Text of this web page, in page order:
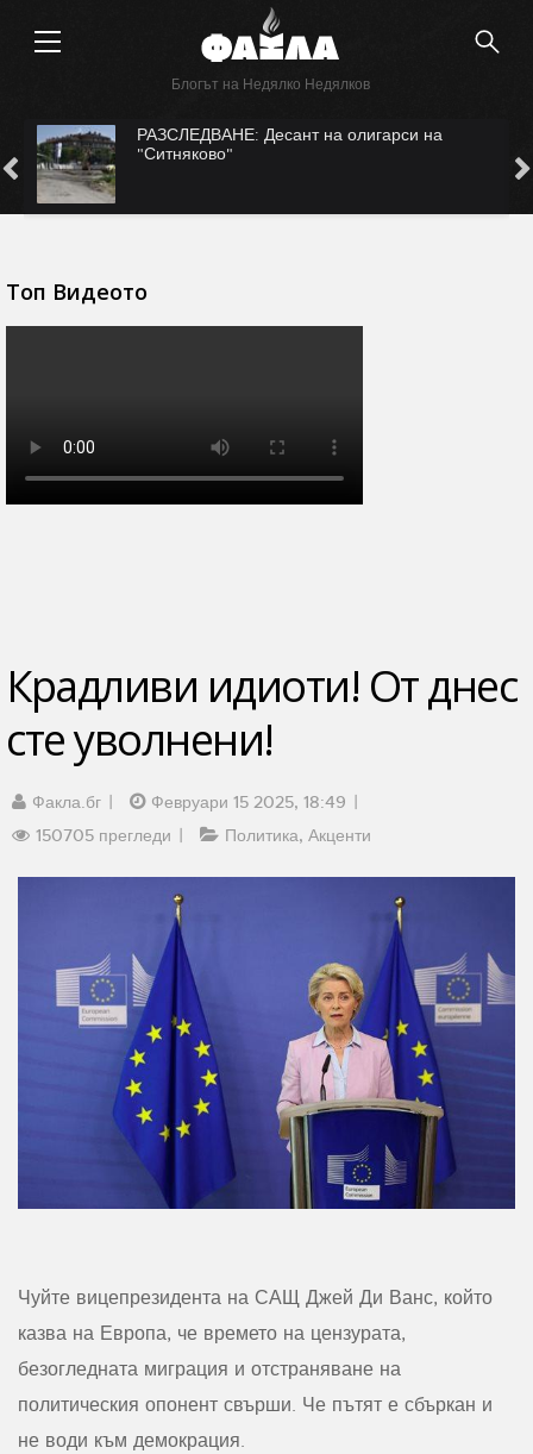
Блогът на Недялко Недялков
САМО ВЪВ "ФАКЛА": САЩ ни рекетират за
Безмер?
Топ Видеото
Крадливи идиоти! От днес
сте уволнени!
Факла.бг
Февруари 15 2025, 18:49
150705 прегледи
Политика Акценти
Чуйте вицепрезидента на САЩ Джей Ди Ванс, който
казва на Европа, че времето на цензурата,
безогледната миграция и отстраняване на
политическия опонент свърши. Че пътят е сбъркан и
не води към демокрация.